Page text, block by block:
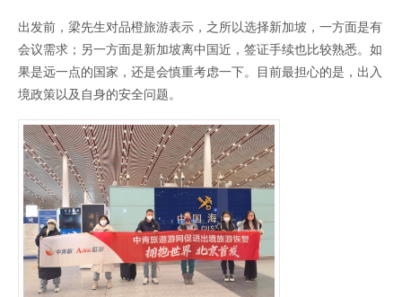
出发前，梁先生对品橙旅游表示，之所以选择新加坡，一方面是有
会议需求；另一方面是新加坡离中国近，签证手续也比较熟悉。如
果是远一点的国家，还是会慎重考虑一下。目前最担心的是，出入
境政策以及自身的安全问题。